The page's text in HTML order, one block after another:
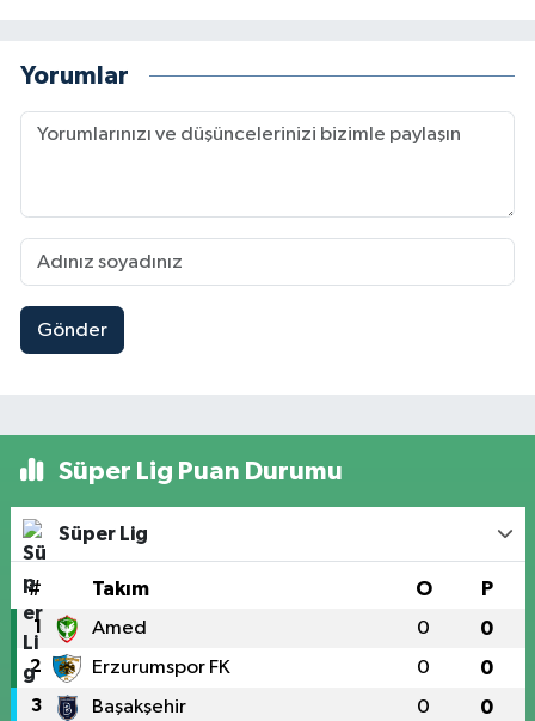
Yorumlar
Gönder
Süper Lig Puan Durumu
Süper Lig
# Takım O P
1 Amed 0 0
2 Erzurumspor FK 0 0
3 Başakşehir 0 0